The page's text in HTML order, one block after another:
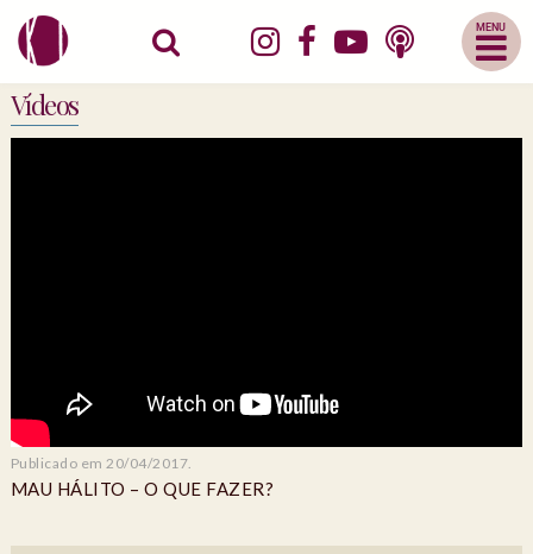
Abrir
Menu
Mobile
Vídeos
Publicado em 20/04/2017.
MAU HÁLITO – O QUE FAZER?